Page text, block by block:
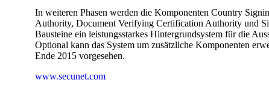
In weiteren Phasen werden die Komponenten Country
Authority, Document Verifying Certification Authority und
Bausteine ein leistungsstarkes Hintergrundsystem für die
Optional kann das System um zusätzliche Komponenten
Ende 2015 vorgesehen.
www.secunet.com